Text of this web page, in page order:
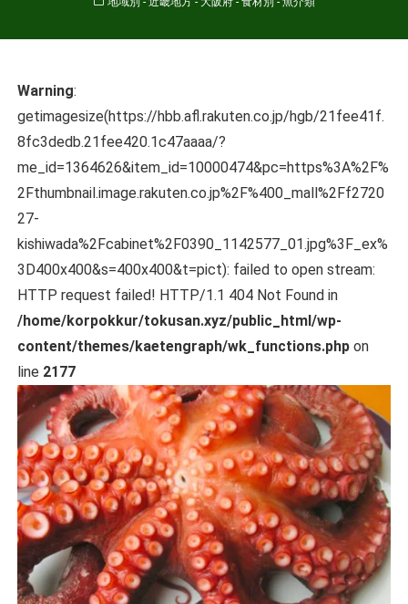
Warning:
getimagesize(https://hbb.afl.rakuten.co.jp/hgb/21fee41f.
8fc3dedb.21fee420.1c47aaaa/?
me_id=1364626&item_id=10000474&pc=https%3A%2F%
2Fthumbnail.image.rakuten.co.jp%2F%400_mall%2Ff2720
27-
kishiwada%2Fcabinet%2F0390_1142577_01.jpg%3F_ex%
3D400x400&s=400x400&t=pict): failed to open stream:
HTTP request failed! HTTP/1.1 404 Not Found in
/home/korpokkur/tokusan.xyz/public_html/wp-
content/themes/kaetengraph/wk_functions.php on
line 2177